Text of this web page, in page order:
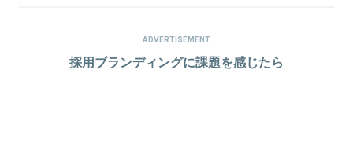
ADVERTISEMENT
採用ブランディングに課題を感じたら